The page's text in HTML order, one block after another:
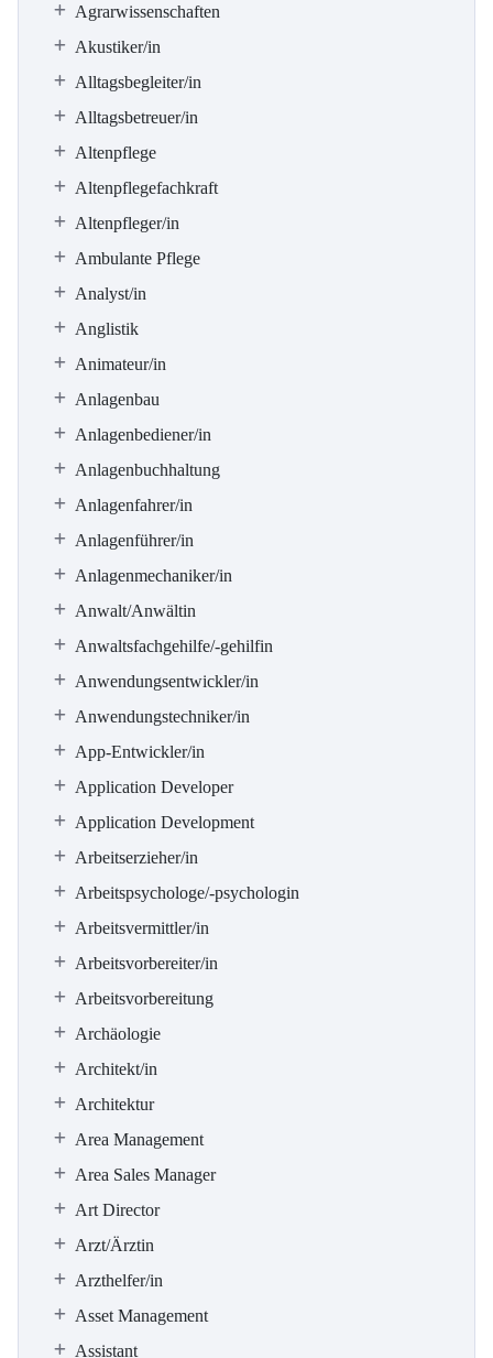
Agrarwissenschaften
Akustiker/in
Alltagsbegleiter/in
Alltagsbetreuer/in
Altenpflege
Altenpflegefachkraft
Altenpfleger/in
Ambulante Pflege
Analyst/in
Anglistik
Animateur/in
Anlagenbau
Anlagenbediener/in
Anlagenbuchhaltung
Anlagenfahrer/in
Anlagenführer/in
Anlagenmechaniker/in
Anwalt/Anwältin
Anwaltsfachgehilfe/-gehilfin
Anwendungsentwickler/in
Anwendungstechniker/in
App-Entwickler/in
Application Developer
Application Development
Arbeitserzieher/in
Arbeitspsychologe/-psychologin
Arbeitsvermittler/in
Arbeitsvorbereiter/in
Arbeitsvorbereitung
Archäologie
Architekt/in
Architektur
Area Management
Area Sales Manager
Art Director
Arzt/Ärztin
Arzthelfer/in
Asset Management
Assistant